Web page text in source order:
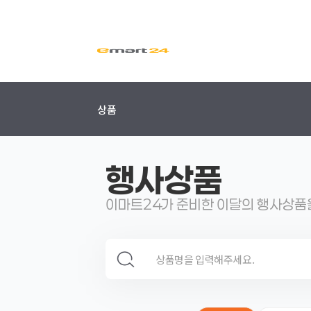
상품
행사상품
이마트24가 준비한 이달의 행사상품